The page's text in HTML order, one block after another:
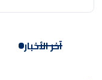
آخر الأخبار